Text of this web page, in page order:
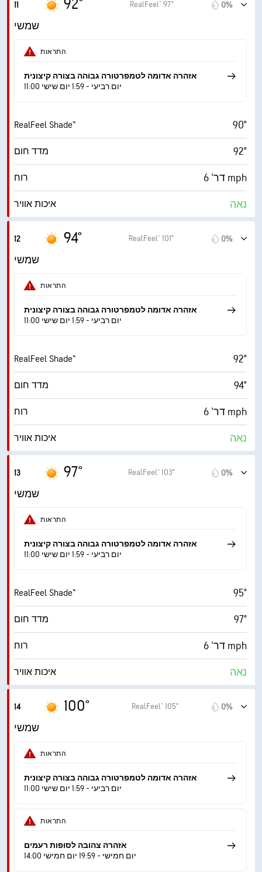
תקרת עננים
11 92° RealFeel® 97° 0%
שמשי
התראות
אזהרה אדומה לטמפרטורה גבוהה בצורה קיצונית
11:00 יום רביעי - 1:59 יום שישי
RealFeel Shade™ 90°
מדד חום 92°
רוח דר' 6 mph
איכות אוויר נאה
מדד UV מרבי
משב רוח
לחות
נקודת טל 61° F
כיסוי עננים 0%
ראות 10 מייל
תקרת עננים ‎30000 ft
12 94° RealFeel® 101° 0%
שמשי
התראות
אזהרה אדומה לטמפרטורה גבוהה בצורה קיצונית
11:00 יום רביעי - 1:59 יום שישי
RealFeel Shade™ 92°
מדד חום 94°
רוח דר' 6 mph
איכות אוויר נאה
מדד UV מרבי
משב רוח
לחות
נקודת טל 60° F
כיסוי עננים 3%
ראות 10 מייל
תקרת עננים ‎30000 ft
13 97° RealFeel® 103° 0%
שמשי
התראות
אזהרה אדומה לטמפרטורה גבוהה בצורה קיצונית
11:00 יום רביעי - 1:59 יום שישי
RealFeel Shade™ 95°
מדד חום 97°
רוח דר' 6 mph
איכות אוויר נאה
מדד UV מרבי
משב רוח
לחות
נקודת טל 59° F
ראות
14 100° RealFeel® 105° 0%
שמשי
התראות
אזהרה אדומה לטמפרטורה גבוהה בצורה קיצונית
11:00 יום רביעי - 1:59 יום שישי
התראות
אזהרה צהובה לסופות רעמים
14:00 יום חמישי - 19:59 יום חמישי